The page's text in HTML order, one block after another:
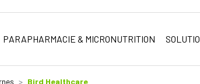
PARAPHARMACIE & MICRONUTRITION
Bird Healthcare